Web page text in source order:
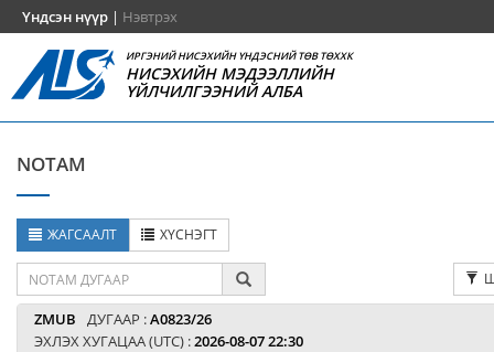
Үндсэн нүүр | Нэвтрэх
ИРГЭНИЙ НИСЭХИЙН ҮНДЭСНИЙ ТӨВ ТӨХХК
НИСЭХИЙН МЭДЭЭЛЛИЙН
ҮЙЛЧИЛГЭЭНИЙ АЛБА
NOTAM
ЖАГСААЛТ ХҮСНЭГТ
ZMUB ДУГААР :A0823/26
ЭХЛЭХ ХУГАЦАА (UTC) :2026-08-07 22:30